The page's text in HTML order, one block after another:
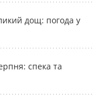
дощ: погода у
спека та